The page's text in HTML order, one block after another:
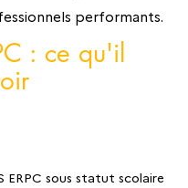
performants.
: ce qu'il
ERPC sous statut scolaire